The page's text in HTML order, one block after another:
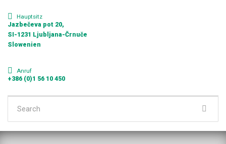
Hauptsitz
Jazbečeva pot 20,
SI-1231 Ljubljana-Črnuče
Slowenien
Anruf
+386 (0)1 56 10 450
for: